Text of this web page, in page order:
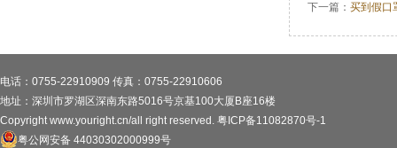
下一篇： 买到假口
电话：0755-22910909 传真：0755-22910606
地址：深圳市罗湖区深南东路5016号京基100大厦B座16楼
Copyright www.youright.cn/all right reserved. 粤ICP备11082870号-1
粤公网安备 44030302000999号